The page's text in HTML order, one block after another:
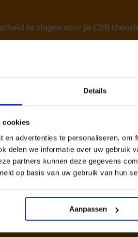
Details
cookies
en advertenties te personaliseren, om
delen we informatie over uw gebruik
partners kunnen deze gegevens
op basis van uw gebruik van hun
Aanpassen
te slagen voor je CBR
je uit drie zorgvuldig
Zo ga je vol vertrouwen het
oefen je voordelig én
CBR-oefenexamensdie sterk
gesteld worden. Als je goed